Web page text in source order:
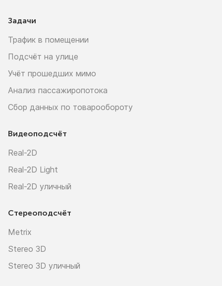
Задачи
Трафик в помещении
Подсчёт на улице
Учёт прошедших мимо
Анализ пассажиропотока
Сбор данных по товарообороту
Видеоподсчёт
Real-2D
Real-2D Light
Real-2D уличный
Стереоподсчёт
Metrix
Stereo 3D
Stereo 3D уличный